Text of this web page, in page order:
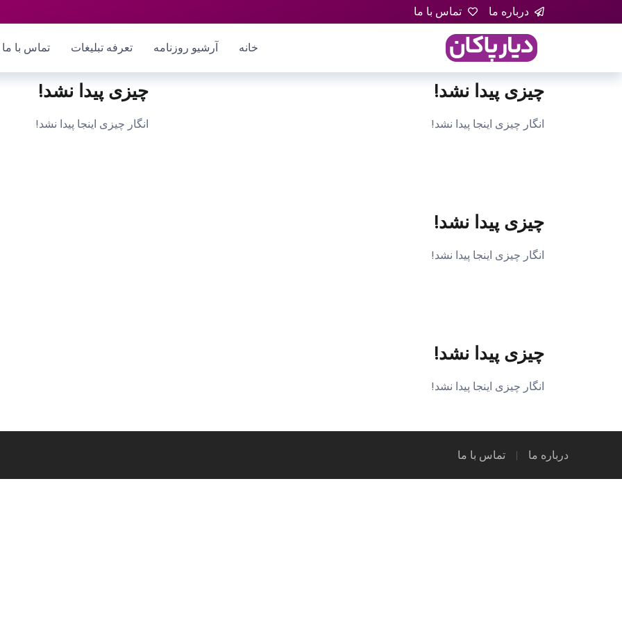
درباره ما تماس با ما
خانه آرشیو روزنامه تعرفه تبلیغات تماس با ما
چیزی پیدا نشد!
انگار چیزی اینجا پیدا نشد!
چیزی پیدا نشد!
انگار چیزی اینجا پیدا نشد!
چیزی پیدا نشد!
انگار چیزی اینجا پیدا نشد!
چیزی پیدا نشد!
انگار چیزی اینجا پیدا نشد!
درباره ما تماس با ما